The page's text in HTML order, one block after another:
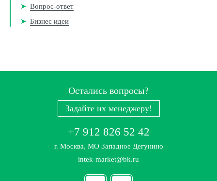
Вопрос-ответ
Бизнес идеи
Остались вопросы?
Задайте их менеджеру!
+7 912 826 52 42
г. Москва, МО Западное Дегунино
intek-market@bk.ru